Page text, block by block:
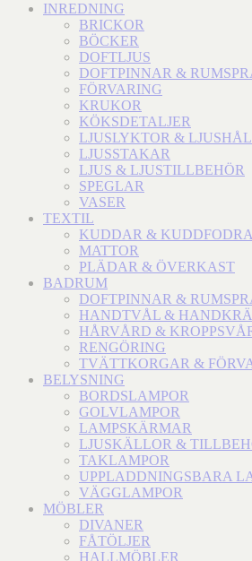
INREDNING
BRICKOR
BÖCKER
DOFTLJUS
DOFTPINNAR &
FÖRVARING
KRUKOR
KÖKSDETALJER
LJUSLYKTOR &
LJUSSTAKAR
LJUS & LJUSTILLBEHÖR
SPEGLAR
VASER
TEXTIL
KUDDAR &
MATTOR
PLÄDAR & ÖVERKAST
BADRUM
DOFTPINNAR &
HANDTVÅL &
HÅRVÅRD &
RENGÖRING
TVÄTTKORGAR &
BELYSNING
BORDSLAMPOR
GOLVLAMPOR
LAMPSKÄRMAR
LJUSKÄLLOR &
TAKLAMPOR
UPPLADDNINGSBARA
VÄGGLAMPOR
MÖBLER
DIVANER
FÅTÖLJER
HALLMÖBLER